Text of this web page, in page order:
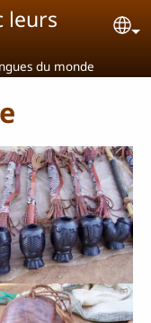
leurs
du monde